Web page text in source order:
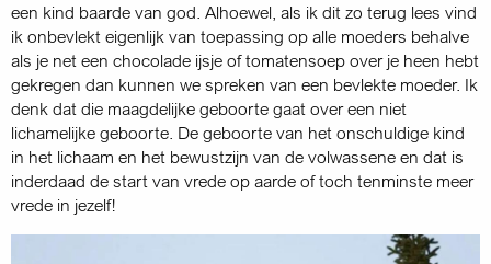
een kind baarde van god. Alhoewel, als ik dit zo terug lees vind
ik onbevlekt eigenlijk van toepassing op alle moeders behalve
als je net een chocolade ijsje of tomaten­soep over je heen hebt
gekregen dan kunnen we spreken van een bevlekte moeder. Ik
denk dat die maagdelijke geboorte gaat over een niet
lichamelijke geboorte. De geboorte van het onschuldige kind
in het lichaam en het bewustzijn van de volwassene en dat is
inderdaad de start van vrede op aarde of toch tenminste meer
vrede in jezelf!